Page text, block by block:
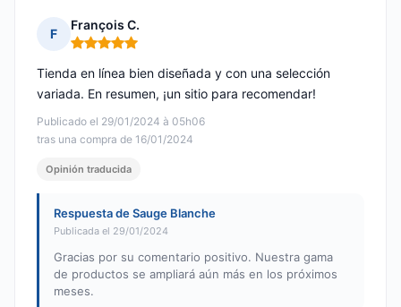
F
François C.
Nota: 5 de 5
Publicado el 29/01/2024 à 05h06
tras una compra de 16/01/2024
Tienda en línea bien diseñada y con una selección
variada. En resumen, ¡un sitio para recomendar!
Opinión traducida
Respuesta de Sauge Blanche
Publicada el 29/01/2024
Gracias por su comentario positivo. Nuestra gama
de productos se ampliará aún más en los próximos
meses.